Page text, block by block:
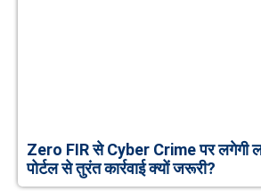
Zero FIR से Cyber Crime पर लगेगी
पोर्टल से तुरंत कार्रवाई क्यों जरूरी?